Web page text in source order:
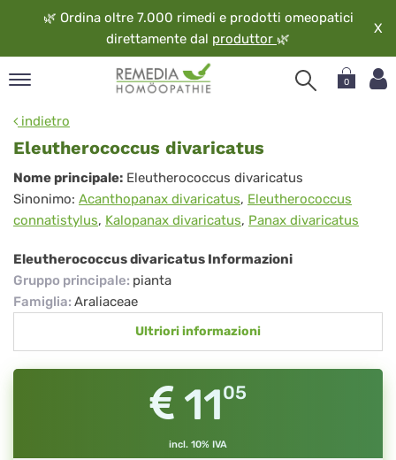
🌿 Ordina oltre 7.000 rimedi e prodotti omeopatici
direttamente dal produttor 🌿
X
0
indietro
Eleutherococcus divaricatus
Eleutherococcus
divaricatus
Nome principale: Eleutherococcus divaricatus
Sinonimo: Acanthopanax divaricatus, Eleutherococcus
connatistylus, Kalopanax divaricatus, Panax divaricatus
Eleutherococcus divaricatus Informazioni
Gruppo principale: pianta
Famiglia: Araliaceae
Ultriori informazioni
1105
incl. 10% IVA